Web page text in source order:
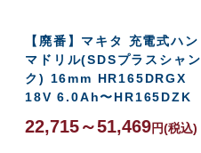
【廃番】マキタ 充電式ハン
マドリル(SDSプラスシャン
ク) 16mm HR165DRGX
18V 6.0Ah〜HR165DZK
22,715～51,469円(税込)